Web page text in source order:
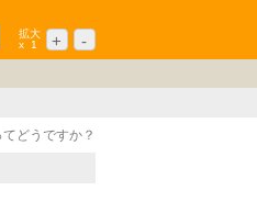
拡大
x
1 + -
どうですか？